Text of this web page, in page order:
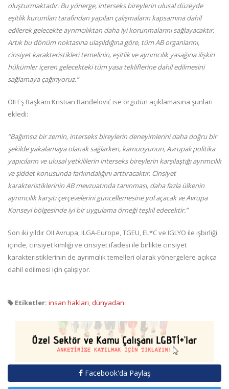
oluşturmaktadır. Bu yönerge, interseks bireylerin ulusal düzeyde
eşitlik kurumları tarafından yapılan çalışmaların kapsamına dahil
edilerek gelecekte ayrımcılıktan daha iyi korunmalarını sağlayacaktır.
Artık bu dönüm noktasına ulaşıldığına göre, tüm AB organlarını,
cinsiyet karakteristikleri temelinin, eşitlik ve ayrımcılık yasağına ilişkin
hükümler içeren gelecekteki tüm yasa tekliflerine dahil edilmesini
sağlamaya çağırıyoruz.”
OII Eş Başkanı Kristian Ranđelović ise örgütün açıklamasına şunları
ekledi:
“Bağımsız bir zemin, interseks bireylerin deneyimlerini daha doğru bir
şekilde yakalamaya olanak sağlarken, kamuoyunun, Avrupalı politika
yapıcıların ve ulusal yetkililerin interseks bireylerin karşılaştığı ayrımcılık
ve şiddet konusunda farkındalığını arttıracaktır. Cinsiyet
karakteristiklerinin AB mevzuatında tanınması, daha fazla ülkenin
ayrımcılık karşıtı çerçevelerini güncellemesine yol açacak ve Avrupa
Konseyi bölgesinde iyi bir uygulama örneği teşkil edecektir.”
Son iki yıldır OII Avrupa; ILGA-Europe, TGEU, EL*C ve IGLYO ile işbirliği
içinde, cinsiyet kimliği ve cinsiyet ifadesi ile birlikte cinsiyet
karakteristiklerinin de ayrımcılık temelleri olarak yönergelere açıkça
dahil edilmesi için çalışıyor.
Etiketler: insan hakları,dünyadan
Facebook'da Paylaş